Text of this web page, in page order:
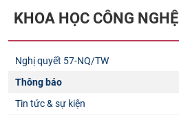
KHOA HỌC CÔNG NGHỆ
Nghị quyết 57-NQ/TW
Thông báo
Tin tức & sự kiện